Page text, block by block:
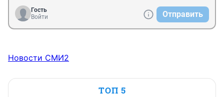
Гость
Войти
Отправить
Новости СМИ2
ТОП 5